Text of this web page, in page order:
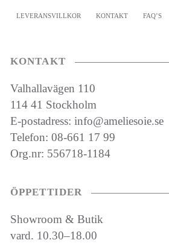
LEVERANSVILLKOR KONTAKT FAQ’S
KONTAKT
Valhallavägen 110
114 41 Stockholm
E-postadress: info@ameliesoie.se
Telefon: 08-661 17 99
Org.nr: 556718-1184
ÖPPETTIDER
Showroom & Butik
vard. 10.30–18.00